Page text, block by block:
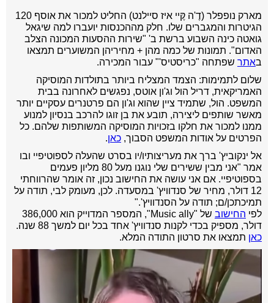
מארק נופפלר (דֶ'ה קֶּיי איז סיילנט) החליט למכור את אוסף 120
הגיטרות והמגברים שלו. חלק מההכנסות יועברו למה שיגאל
גואטה כינה השבוע ברשת ב' "שירות ההסעות המכונה הצלב
האדום". תמונות של כמה מהן + מחיריהן המשוערים תמצאו
באתר שפתחה "כריסטיס'" עבור המכירה.
שלום לתמימות: הצמד המצליח ביותר בתולדות המוסיקה
האמריקאית, דריל הול וג'ון אוטס, נפגשים לאחרונה בבית
המשפט. הול, שתמיד ציין שהוא וג'ון הם פרטנרים עסקיים יותר
מאשר שותפים ליצירה, תובע את בן זוגו להרכב בנסיון למנוע
ממנו למכור את חלקו בזכויות המוסיקה המשותפות שלהם. כל
הפרטים על אודות המשפט הסבוך, כאן.
אל ינקוביץ' ברך את מעריצותיו/יו בסרט שהעלה לספוטיפיי ובו
אמר "אני מבין ששירים שלי נוגנו מעל 80 מליון פעמים
בספוטיפיי. אם אני עושה את החישוב נכון, זה אומר שהרווחתי
12 דולר, מחיר של סנדוויץ' במסעדה. לכן, מעומק לבי, תודה על
תמיכתכן/ם; תודה על הסנדוויץ'."
לפי החישוב
של "Music ally", המספר המדוייק הוא 386,000
דולר, מספיק בכדי לקנות סנדוויץ' אחד בכל יום למשך 88 שנה.
כאן תמצאו את סרטון התודה המלא.